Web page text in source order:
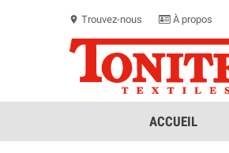
location_on Trouvez-nous À propos
ACCUEIL